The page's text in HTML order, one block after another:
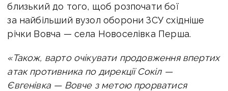
близький до того, щоб розпочати бої
за найбільший вузол оборони ЗСУ східніше
річки Вовча — села Новоселівка Перша.
«Також, варто очікувати продовження впертих
атак противника по дирекції Сокіл —
Євгенівка — Вовче з метою прорватися